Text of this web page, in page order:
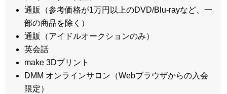
通販（参考価格が1万円以上のDVD/Blu-rayなど、一
部の商品を除く）
通販（アイドルオークションのみ）
英会話
make 3Dプリント
DMM オンラインサロン（Webブラウザからの入会
限定）